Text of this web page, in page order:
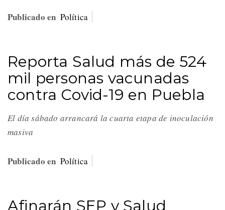
Publicado en Política
Reporta Salud más de 524
mil personas vacunadas
contra Covid-19 en Puebla
El día sábado arrancará la cuarta etapa de inoculación
masiva
Publicado en Política
Afinarán SEP y Salud